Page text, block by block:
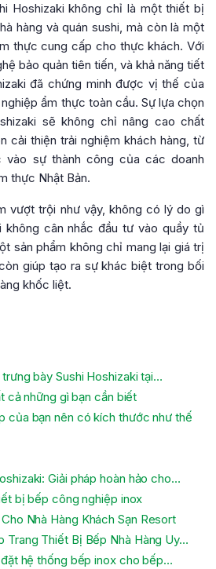
Hoshizaki không chỉ là một thiết bị
hàng và quán sushi, mà còn là một
thực cung cấp cho thực khách. Với
bảo quản tiên tiến, và khả năng tiết
đã chứng minh được vị thế của
ẩm thực toàn cầu. Sự lựa chọn
sẽ không chỉ nâng cao chất
cải thiện trải nghiệm khách hàng, từ
sự thành công của các doanh
thực Nhật Bản.
vượt trội như vậy, không có lý do gì
không cân nhắc đầu tư vào quầy tủ
sản phẩm không chỉ mang lại giá trị
giúp tạo ra sự khác biệt trong bối
khốc liệt.
bày Sushi Hoshizaki tại…
cả những gì bạn cần biết
của bạn nên có kích thước như thế
Giải pháp hoàn hảo cho…
bị bếp công nghiệp inox
Nhà Hàng Khách Sạn Resort
Trang Thiết Bị Bếp Nhà Hàng Uy…
đặt hệ thống bếp inox cho bếp…